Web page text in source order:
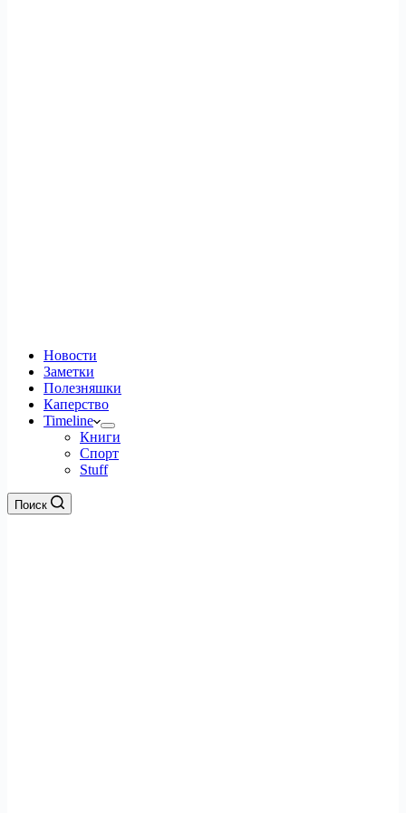
Новости
Заметки
Полезняшки
Каперство
Timeline
Книги
Спорт
Stuff
Поиск